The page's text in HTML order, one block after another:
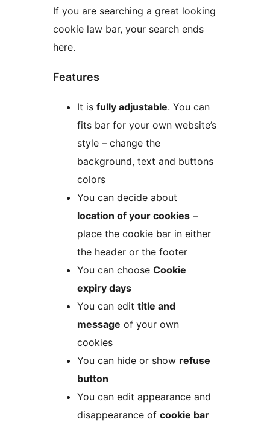
If you are searching a great looking
cookie law bar, your search ends
here.
Features
It is fully adjustable. You can
fits bar for your own website’s
style – change the
background, text and buttons
colors
You can decide about
location of your cookies –
place the cookie bar in either
the header or the footer
You can choose Cookie
expiry days
You can edit title and
message of your own
cookies
You can hide or show refuse
button
You can edit appearance and
disappearance of cookie bar